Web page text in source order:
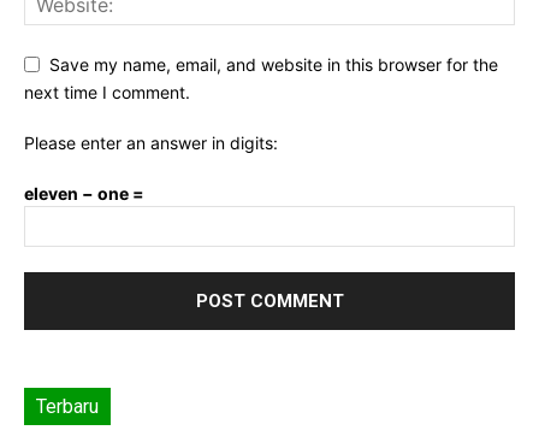
Save my name, email, and website in this browser for the
next time I comment.
Please enter an answer in digits:
eleven − one =
Terbaru